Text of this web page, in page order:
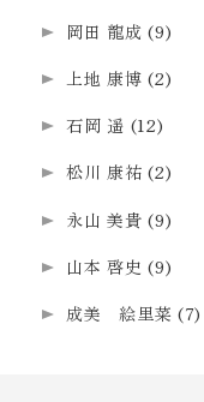
岡田 龍成 (9)
上地 康博 (2)
石岡 遥 (12)
松川 康祐 (2)
永山 美貴 (9)
山本 啓史 (9)
成美 絵里菜 (7)